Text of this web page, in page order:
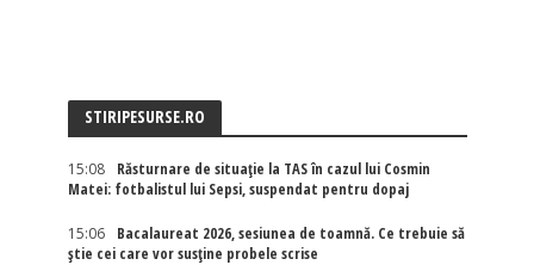
STIRIPESURSE.RO
15:08
Răsturnare de situație la TAS în cazul lui Cosmin
Matei: fotbalistul lui Sepsi, suspendat pentru dopaj
15:06
Bacalaureat 2026, sesiunea de toamnă. Ce trebuie să
știe cei care vor susține probele scrise